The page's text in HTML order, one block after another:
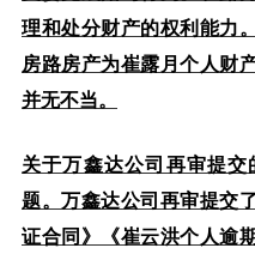
理和处分财产的权利能力
房路房产为崔露月个人财
并无不当。
关于万鑫达公司再审提
题。万鑫达公司再审提交
证合同》《崔云洪个人逾